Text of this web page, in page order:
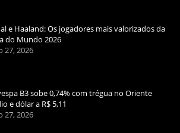
e Haaland: Os jogadores mais valorizados da
do Mundo 2026
27, 2026
B3 sobe 0,74% com trégua no Oriente
e dólar a R$ 5,11
27, 2026